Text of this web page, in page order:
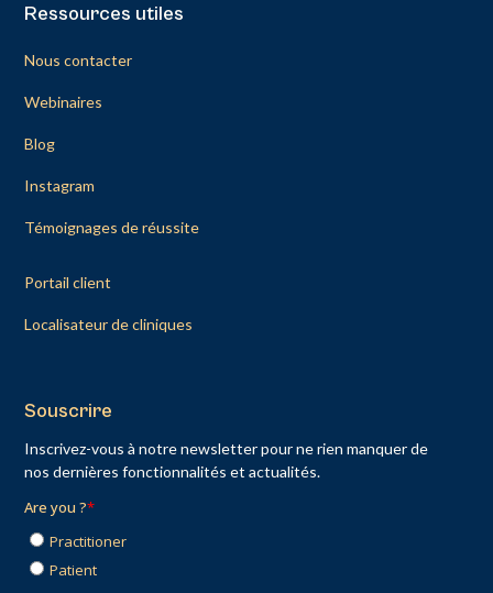
Ressources utiles
Nous contacter
Webinaires
Blog
Instagram
Témoignages de réussite
Portail client
Localisateur de cliniques
Souscrire
Inscrivez-vous à notre newsletter pour ne rien manquer de
nos dernières fonctionnalités et actualités.